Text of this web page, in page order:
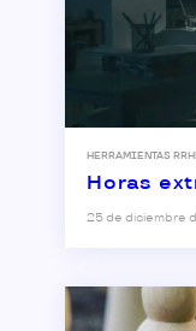
HERRAMIENTAS
Horas
25 de diciembre